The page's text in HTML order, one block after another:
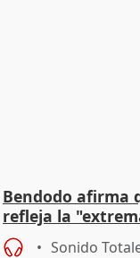
Bendodo afirma
refleja la
Sonido